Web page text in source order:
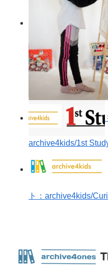
archive4kids/1st
ト：archive4kids/